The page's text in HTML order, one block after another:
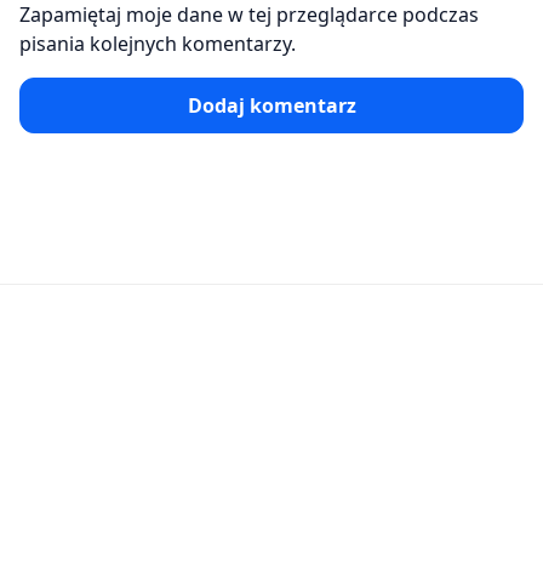
Zapamiętaj moje dane w tej przeglądarce podczas
pisania kolejnych komentarzy.
Dodaj komentarz